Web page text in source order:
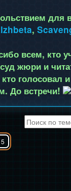
для
,
всем, кто
жюри и
голосовал
До встречи!
5